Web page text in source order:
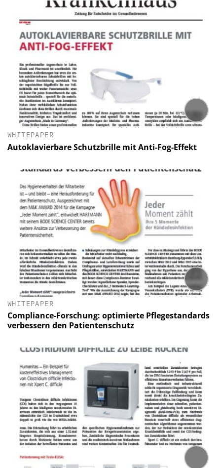
WHITEPAPER
Autoklavierbare Schutzbrille mit Anti-Fog-Effekt
WHITEPAPER
Compliance-Forschung: optimierte Pflegestandards
verbessern den Patientenschutz